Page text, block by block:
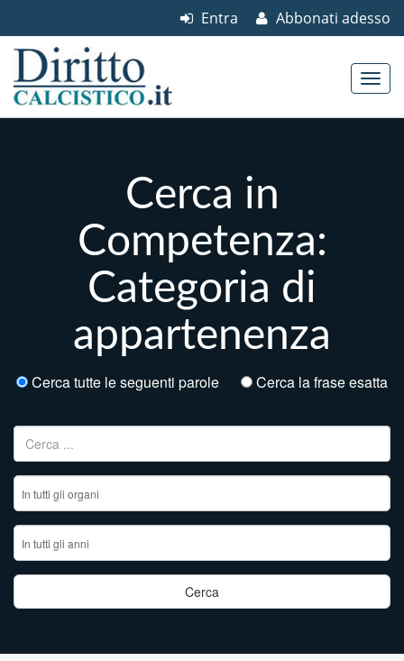
Abbonati adesso
Entra
Cerca in
Competenza:
Categoria di
appartenenza
Cerca tutte le seguenti parole Cerca la frase esatta
Ricerca per: